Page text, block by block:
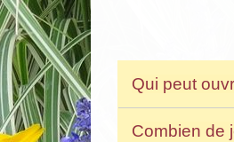
Qui peut
Combien de